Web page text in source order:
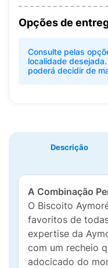
Opções de
Consulte pelas
localidade
poderá decidir de
Descrição
A Combinação
O Biscoito
favoritos de
expertise da
com um recheio
adocicado do